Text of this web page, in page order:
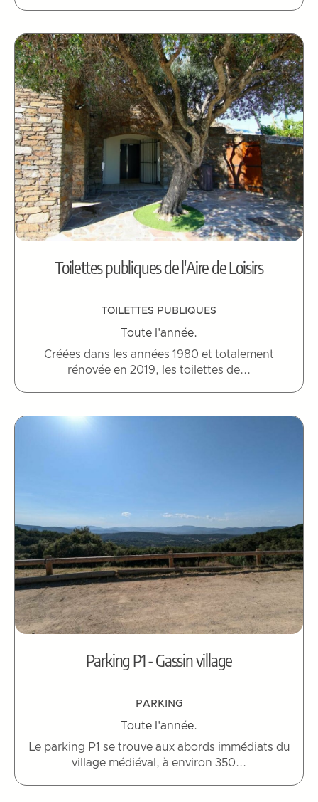
Toilettes publiques de l'Aire de Loisirs
TOILETTES PUBLIQUES
Toute l'année.
Créées dans les années 1980 et totalement
rénovée en 2019, les toilettes de...
Parking P1 - Gassin village
PARKING
Toute l'année.
Le parking P1 se trouve aux abords immédiats du
village médiéval, à environ 350...